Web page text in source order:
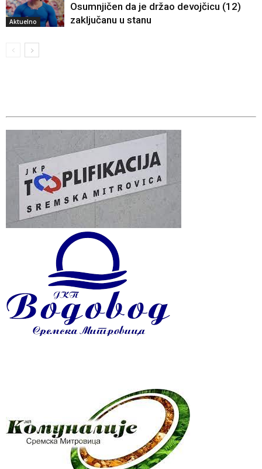
Aktuelno
Osumnjičen da je držao devojčicu (12)
zaključanu u stanu